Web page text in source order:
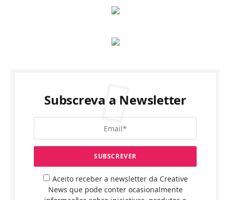
Subscreva a Newsletter
Aceito receber a newsletter da Creative
News que pode conter ocasionalmente